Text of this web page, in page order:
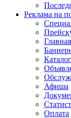
Реклама на
Афиша
Оплата